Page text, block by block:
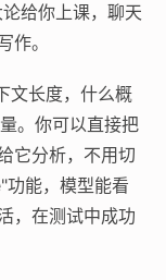
给你上课，聊天
作。
文长度，什么概
。你可以直接把
它分析，不用切
能，模型能看
，在测试中成功